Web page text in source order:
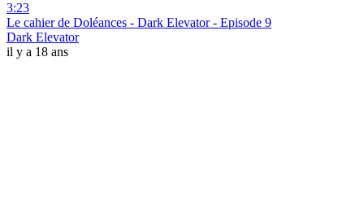
3:23
Le cahier de Doléances - Dark Elevator - Episode 9
Dark Elevator
il y a 18 ans